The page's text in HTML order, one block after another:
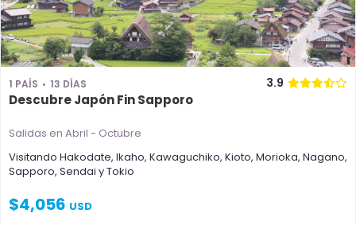
1 PAÍS 13 DÍAS 3.9
Descubre Japón Fin Sapporo
Salidas en Abril - Octubre
Visitando Hakodate, Ikaho, Kawaguchiko, Kioto, Morioka, Nagano,
Sapporo, Sendai yTokio
$4,056 USD